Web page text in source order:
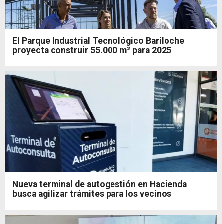
El Parque Industrial Tecnológico Bariloche
proyecta construir 55.000 m² para 2025
Nueva terminal de autogestión en Hacienda
busca agilizar trámites para los vecinos